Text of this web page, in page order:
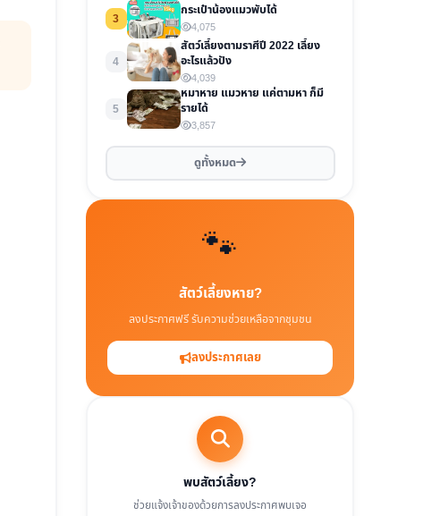
3 กระเป๋าน้องแมวพับได้
4,075
4
สัตว์เลี้ยงตามราศีปี 2022 เลี้ยง
อะไรแล้วปัง
4,039
5
หมาหาย แมวหาย แค่ตามหา ก็มี
รายได้
3,857
ดูทั้งหมด
🐾
สัตว์เลี้ยงหาย?
ลงประกาศฟรี รับความช่วยเหลือจากชุมชน
ลงประกาศเลย
พบสัตว์เลี้ยง?
ช่วยแจ้งเจ้าของด้วยการลงประกาศพบเจอ